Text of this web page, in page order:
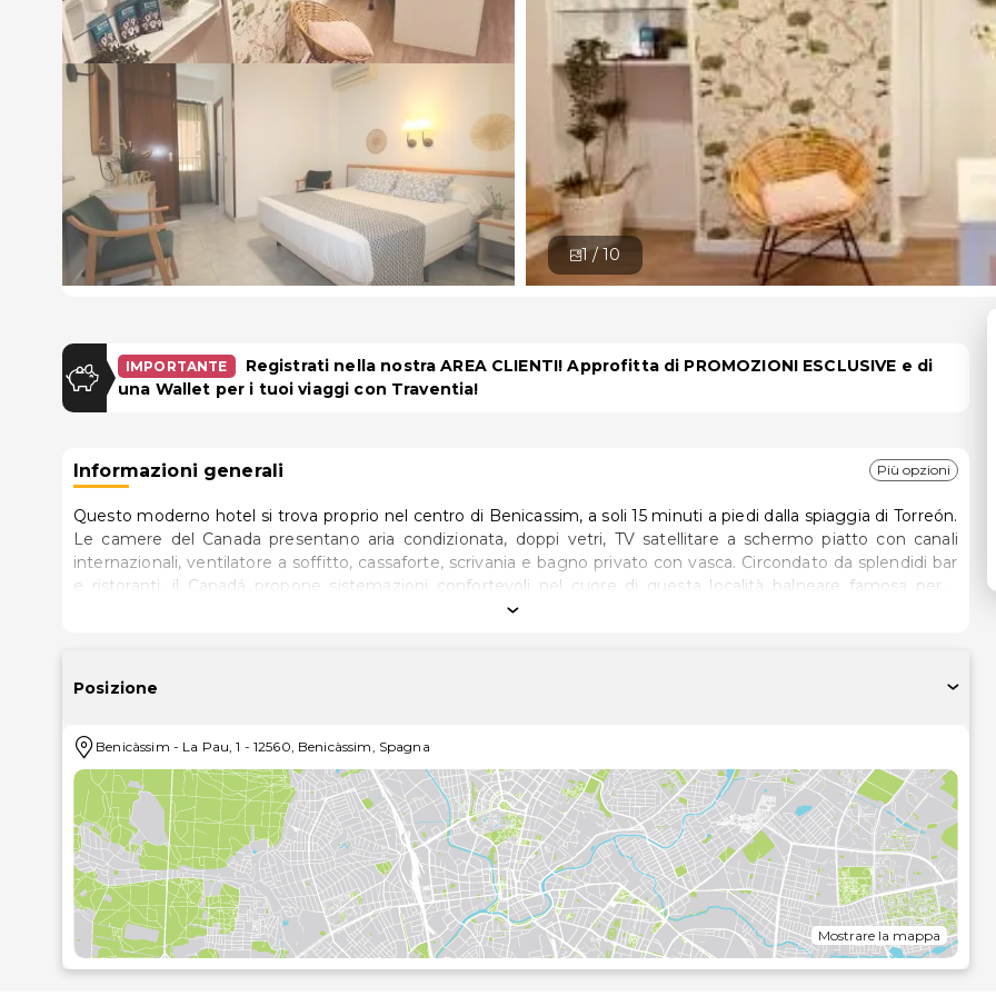
1 /10
IMPORTANTE
Registrati nella nostra AREA CLIENTI! Approfitta di PROMOZIONI ESCLUSIVE e di
una Wallet per i tuoi viaggi con Traventia!
Informazioni generali Più opzioni
Questo moderno hotel si trova proprio nel centro di Benicassim, a soli 15 minuti a piedi dalla spiaggia di Torreón.
Le camere del Canada presentano aria condizionata, doppi vetri, TV satellitare a schermo piatto con canali
internazionali, ventilatore a soffitto, cassaforte, scrivania e bagno privato con vasca. Circondato da splendidi bar
e ristoranti, il Canadá propone sistemazioni confortevoli nel cuore di questa località balneare famosa per il
Posizione
Benicàssim - La Pau, 1 - 12560, Benicàssim, Spagna
Mostrare la mappa